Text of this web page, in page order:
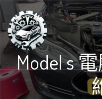
Model s